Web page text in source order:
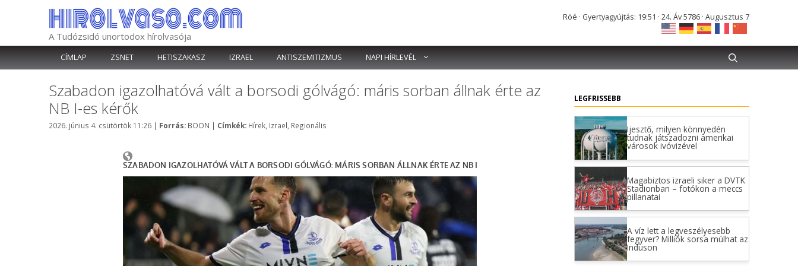
A Tudózsidó unortodox hírolvasója
Röé · Gyertyagyújtás: 19:51 · 24. Áv 5786 · Augusztus 7
CÍMLAP ZSNET HETISZAKASZ IZRAEL ANTISZEMITIZMUS NAPI HÍRLEVÉL
Szabadon igazolhatóvá vált a borsodi gólvágó: máris sorban állnak érte az
NB I-es kérők
2026. június 4. csütörtök 11:26 | Forrás: Kategória
BOON | Címkék: Címkék
Hírek Izrael Regionális
LEGFRISSEBB
Ijesztő, milyen könnyedén
tudnak játszadozni amerikai
városok ivóvizével
Magabiztos izraeli siker a DVTK
Stadionban – fotókon a meccs
pillanatai
A víz lett a legveszélyesebb
fegyver? Milliók sorsa múlhat az
Induson